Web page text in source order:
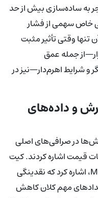
به ساده‌سازی بیش از حد
خاص سهمی از فشار
وقتی تأثیر مثبت
جمله عمق
و شرایط اهرم‌دار—نیز در
و داده‌های
در صرافی‌های اصلی
قیمت اشاره کردند. کیت
آلن، هم‌بنیان‌گذار Material Indicators، اشاره کرد که نقدینگی
مهم کلان کاهش